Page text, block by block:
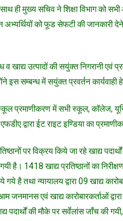
निगरानी
मुख्य
उत्तर
प्रदेश
अनुरोध
ही मुख्य सचिव ने शिक्षा विभाग को
अभ्यर्थियों को फूड सेफटी की
खाद्य उत्पादों की सयुंक्त निगरानी एवं
इस सम्बन्ध में सयुंक्त प्रवर्तन कार्यवाही
प्रमाणीकरण में सभी स्कूल, कॉलेज,
द्वारा ईट राइट इण्डिया का
पर विक्रय किये जा रहे खाद्य
है। 1418 खाद्य प्रतिष्ठानों का
है तथा न्यायालय द्वारा 09 खाद्य
जनमानस एवं खाद्य कारोबारकर्ताओं
की मौके पर सर्वेलांस जाँच की